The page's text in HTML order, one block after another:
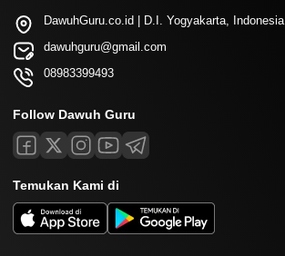
DawuhGuru.co.id | D.I. Yogyakarta, Indonesia
dawuhguru@gmail.com
08983399493
Follow Dawuh Guru
Temukan Kami di